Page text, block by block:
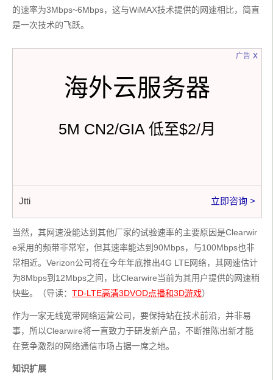
的速率为3Mbps~6Mbps，这与WiMAX技术提供的网速相比，简直
是一次技术的飞跃。
广告
海外云服务器
5M CN2/GIA 低至$2/月
Jtti 立即咨询 >
x
当然，其网速没能达到其他厂家的试验速率的主要原因是Clearwir
e采用的频带非常窄，但其速率能达到90Mbps，与100Mbps也非
常相近。Verizon公司将在今年年底推出4G LTE网络，其网速估计
为8Mbps到12Mbps之间，比Clearwire当前为其用户提供的网速稍
快些。（导读： TD-LTE高清3DVOD点播和3D游戏）
作为一家无线宽带网络运营公司，要保持站在技术前沿，并非易
事，所以Clearwire将一直致力于研发新产品，不断推陈出新才能
在竞争激烈的网络通信市场占据一席之地。
知识扩展